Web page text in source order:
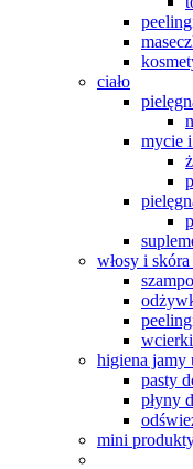
ciało
mycie
włosy i
higiena jamy
pasty
płyny
mini